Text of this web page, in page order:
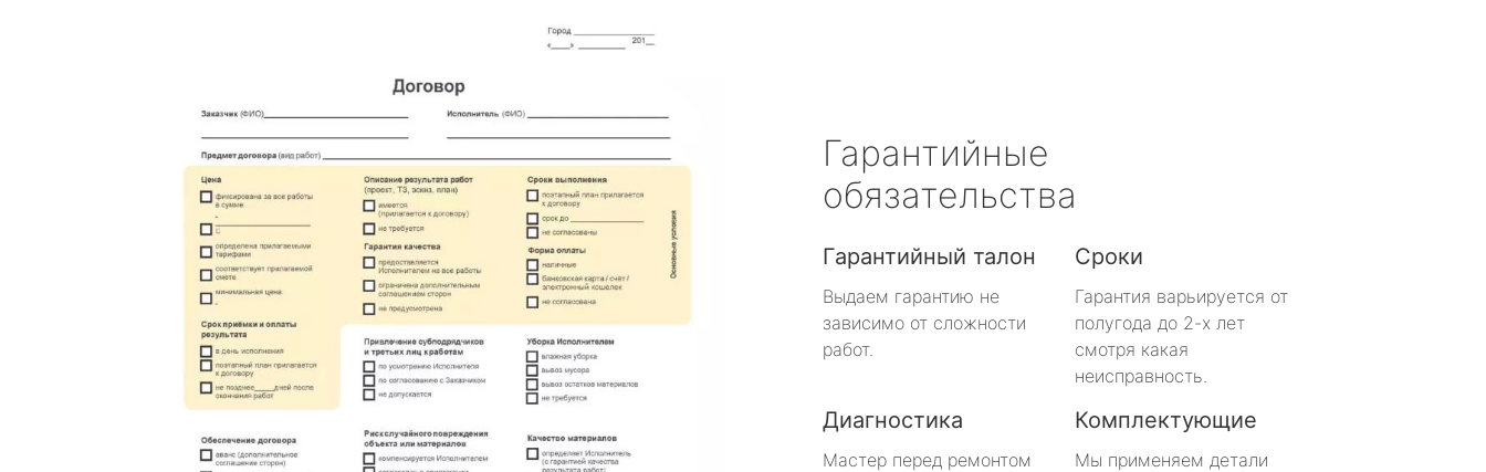
Гарантийные
обязательства
Гарантийный талон
Выдаем гарантию не
зависимо от сложности
работ.
Сроки
Гарантия варьируется от
полугода до 2-х лет
смотря какая
неисправность.
Диагностика
Мастер перед ремонтом
Комплектующие
Мы применяем детали